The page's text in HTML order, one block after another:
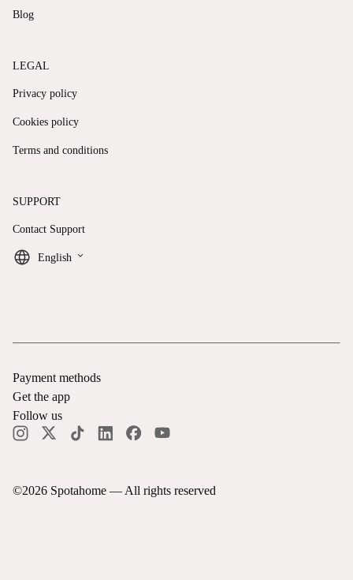
Blog
LEGAL
Privacy policy
Cookies policy
Terms and conditions
SUPPORT
Contact Support
English keyboard_arrow_down
©2026 Spotahome — All rights reserved
Payment methods
Get the app
Follow us